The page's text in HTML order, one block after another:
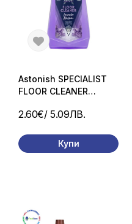
2.60€/ 5.09ЛВ.
Astonish SPECIALIST
FLOOR CLEANER
универсален
аромат на лавандула
1 л.
Купи